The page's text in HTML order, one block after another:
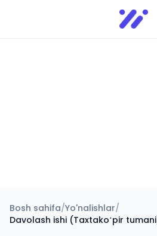
Infoedu
Bosh sahifa/Yo'nalishlar/
Davolash ishi (Taxtakoʻpir